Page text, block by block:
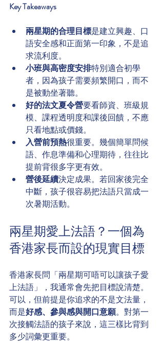
Key Takeaways
兩星期的合理目標是建立興趣、口
語安全感和正面第一印象，不是追
求流利度。
小班與高密度安排特別適合初學
者，因為孩子需要頻繁開口，而不
是被動坐著聽。
好的法文夏令營要看師資、班級規
模、課程透明度和課後回饋，不應
只看地點或價錢。
入營前預熱很重要。幾個簡單問候
語、作息準備和心理期待，往往比
提前背很多字更有效。
營後延續決定成果。若回家後完全
中斷，孩子很容易把法語只當成一
次暑期活動。
兩星期愛上法語？一個為
香港家長而設的現實目標
香港家長問「兩星期可唔可以讓孩子愛
上法語」，我通常會先把目標說清楚。
可以，但前提是你追求的不是文法量，
而是好感、參與感與開口意願。對第一
次接觸法語的孩子來說，這三樣比背到
多少詞彙更重要。